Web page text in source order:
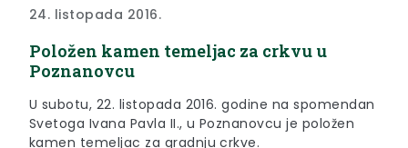
24. listopada 2016.
Položen kamen temeljac za crkvu u
Poznanovcu
U subotu, 22. listopada 2016. godine na spomendan
Svetoga Ivana Pavla II., u Poznanovcu je položen
kamen temeljac za gradnju crkve.